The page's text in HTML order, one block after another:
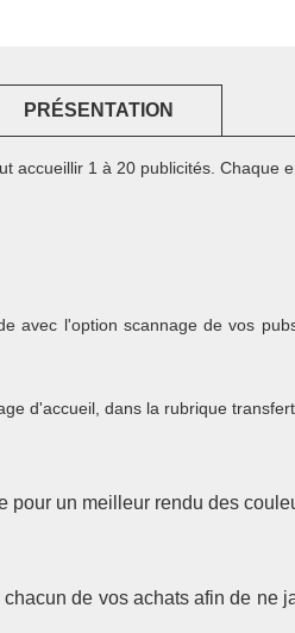
PRÉSENTATION
1 à 20 publicités.
avec l'option scannage de vos
d'accueil, dans la rubrique
un meilleur rendu des
de vos achats afin de ne